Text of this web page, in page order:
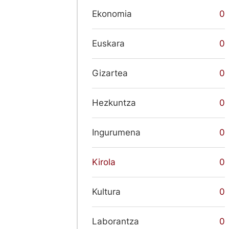
Ekonomia 0
Euskara 0
Gizartea 0
Hezkuntza 0
Ingurumena 0
Kirola 0
Kultura 0
Laborantza 0